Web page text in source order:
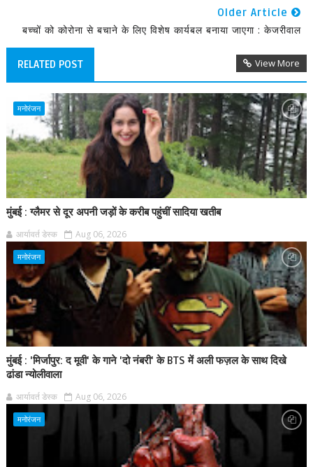
Older Article
बच्चों को कोरोना से बचाने के लिए विशेष कार्यबल बनाया जाएगा : केजरीवाल
RELATED POST View More
मनोरंजन
मुंबई : ग्लैमर से दूर अपनी जड़ों के करीब पहुंचीं सादिया खतीब
आर्यावर्त डेस्क Aug 06, 2026
मनोरंजन
मुंबई : 'मिर्जापुर: द मूवी' के गाने 'दो नंबरी' के BTS में अली फज़ल के साथ दिखे
ढांडा न्योलीवाला
आर्यावर्त डेस्क Aug 06, 2026
मनोरंजन